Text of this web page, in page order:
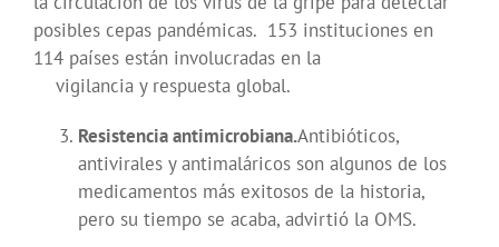
posibles cepas pandémicas. 153 instituciones en
114 países están involucradas en la
vigilancia y respuesta global.
Resistencia antimicrobiana.Antibióticos,
antivirales y antimaláricos son algunos de los
medicamentos más exitosos de la historia,
pero su tiempo se acaba, advirtió la OMS.